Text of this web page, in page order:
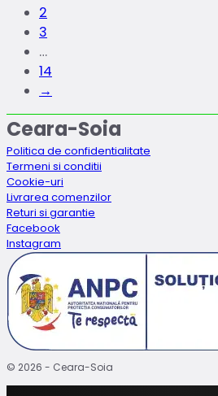
2
3
…
14
→
Ceara-Soia
Politica de confidentialitate
Termeni si conditii
Cookie-uri
Livrarea comenzilor
Returi si garantie
Facebook
Instagram
© 2026 - Ceara-Soia